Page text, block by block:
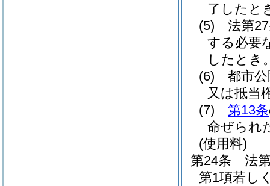
了したと
(5)
法第
する必要
したとき
(6)
都市
又は抵当
(7)
第13条
命ぜられ
(使用料)
第24条
法
第1項若し